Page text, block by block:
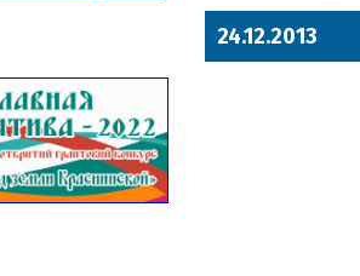
24.12.2013